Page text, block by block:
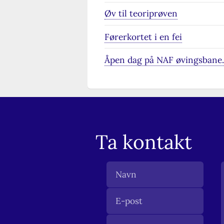
Øv til teoriprøven
Førerkortet i en fei
Åpen dag på NAF øvingsbane.
Ta kontakt